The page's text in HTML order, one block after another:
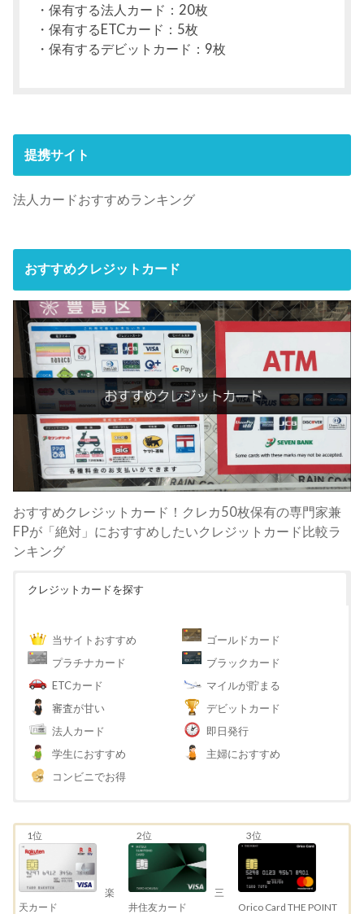
・保有する法人カード：20枚
・保有するETCカード：5枚
・保有するデビットカード：9枚
提携サイト
法人カードおすすめランキング
おすすめクレジットカード
おすすめクレジットカード！クレカ50枚保有の専門家兼
FPが「絶対」におすすめしたいクレジットカード比較ラ
ンキング
クレジットカードを探す
当サイトおすすめ
ゴールドカード
プラチナカード
ブラックカード
ETCカード
マイルが貯まる
審査が甘い
デビットカード
法人カード
即日発行
学生におすすめ
主婦におすすめ
コンビニでお得
1位
楽
天カード
2位
三
井住友カード
3位
Orico Card THE POINT